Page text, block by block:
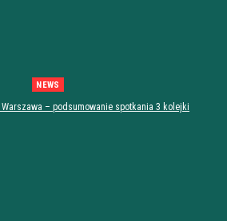
NEWS
Warszawa – podsumowanie spotkania 3 kolejki